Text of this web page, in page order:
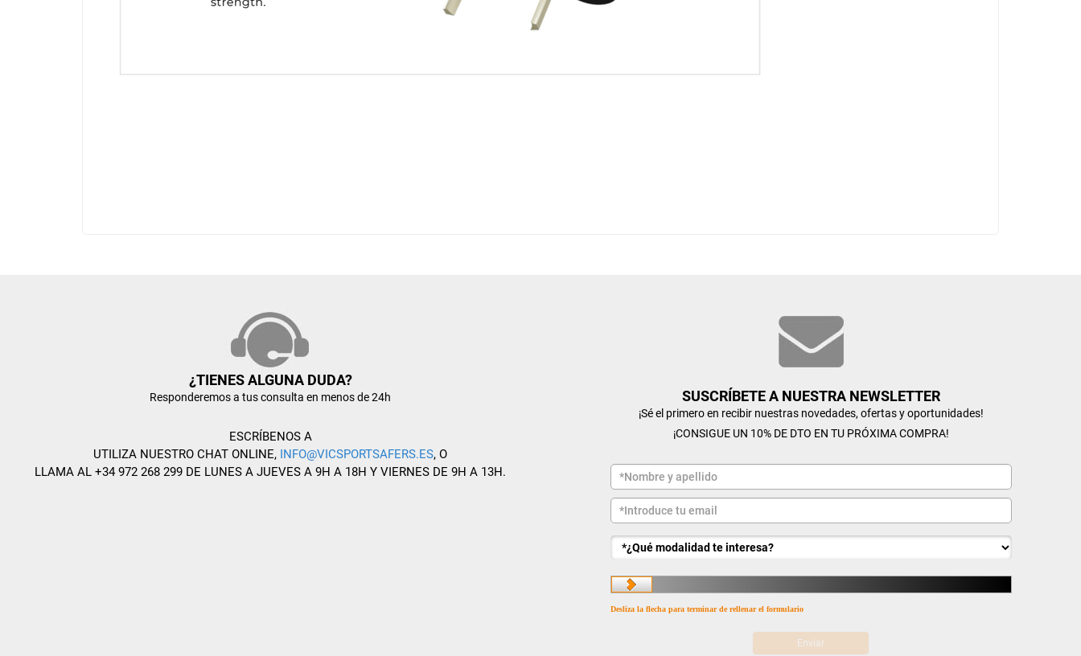
¿TIENES ALGUNA DUDA?
Responderemos a tus consulta en menos de 24h
ESCRÍBENOS A
UTILIZA NUESTRO CHAT ONLINE, INFO@VICSPORTSAFERS.ES, O
LLAMA AL +34 972 268 299 DE LUNES A JUEVES A 9H A 18H Y VIERNES DE 9H A 13H.
SUSCRÍBETE A NUESTRA NEWSLETTER
¡Sé el primero en recibir nuestras novedades, ofertas y oportunidades!
¡CONSIGUE UN 10% DE DTO EN TU PRÓXIMA COMPRA!
Desliza la flecha para terminar de rellenar el formulario